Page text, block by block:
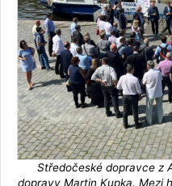
Středočeské dopravce z
dopravy Martin Kupka. Mezi